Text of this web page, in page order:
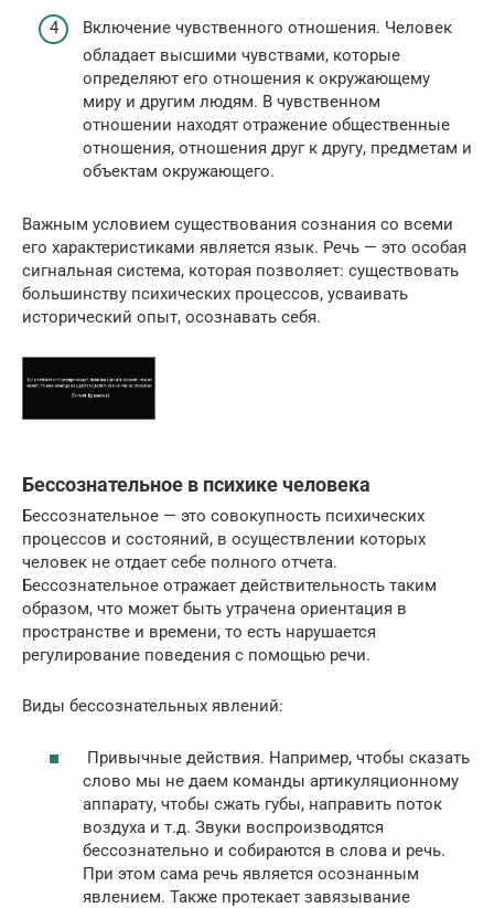
Включение чувственного отношения. Человек
обладает высшими чувствами, которые
определяют его отношения к окружающему
миру и другим людям. В чувственном
отношении находят отражение общественные
отношения, отношения друг к другу, предметам и
объектам окружающего.
Важным условием существования сознания со всеми
его характеристиками является язык. Речь — это особая
сигнальная система, которая позволяет: существовать
большинству психических процессов, усваивать
исторический опыт, осознавать себя.
Бессознательное в психике человека
Бессознательное — это совокупность психических
процессов и состояний, в осуществлении которых
человек не отдает себе полного отчета.
Бессознательное отражает действительность таким
образом, что может быть утрачена ориентация в
пространстве и времени, то есть нарушается
регулирование поведения с помощью речи.
Виды бессознательных явлений:
Привычные действия. Например, чтобы сказать
слово мы не даем команды артикуляционному
аппарату, чтобы сжать губы, направить поток
воздуха и т.д. Звуки воспроизводятся
бессознательно и собираются в слова и речь.
При этом сама речь является осознанным
явлением. Также протекает завязывание